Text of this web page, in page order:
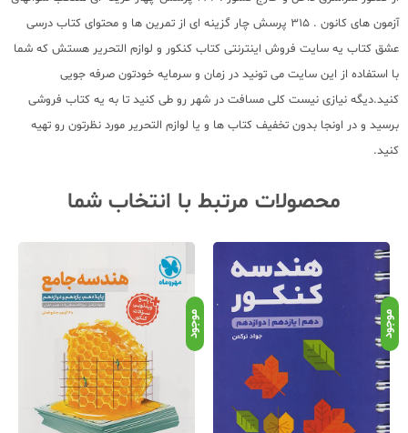
آزمون های کانون . 315 پرسش چار گزینه ای از تمرین ها و محتوای کتاب درسی
عشق کتاب یه سایت فروش اینترنتی کتاب کنکور و لوازم التحریر هستش که شما
با استفاده از این سایت می تونید در زمان و سرمایه خودتون صرفه جویی
کنید.دیگه نیازی نیست کلی مسافت در شهر رو طی کنید تا به یه کتاب فروشی
برسید و در اونجا بدون تخفیف کتاب ها و یا لوازم التحریر مورد نظرتون رو تهیه
کنید.
محصولات مرتبط با انتخاب شما
موجود موجود